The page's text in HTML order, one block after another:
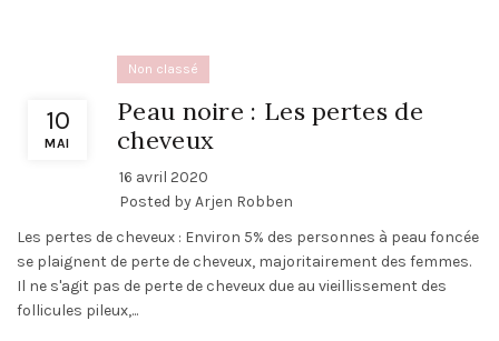
10
MAI
Non classé
Peau noire : Les pertes de
cheveux
16 avril 2020
Posted byArjen Robben
Les pertes de cheveux : Environ 5% des personnes à peau foncée
se plaignent de perte de cheveux, majoritairement des femmes.
Il ne s'agit pas de perte de cheveux due au vieillissement des
follicules pileux,...